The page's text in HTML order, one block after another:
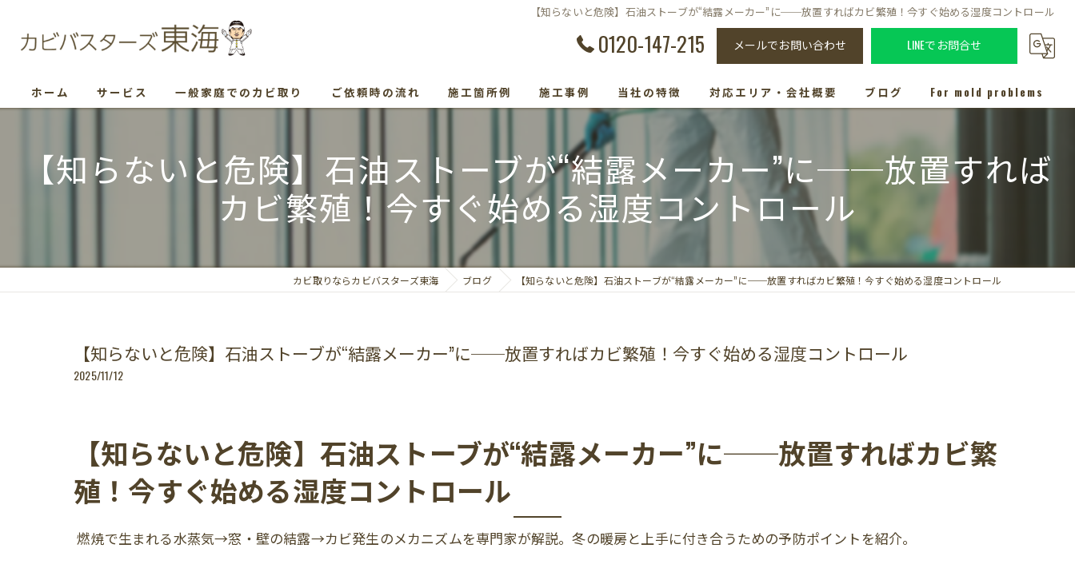
【知らないと危険】石油ストーブが“結露メーカー”に──放置すればカビ繁殖！今すぐ始める湿度コントロール
0120-147-215 メールでお問い合わせ LINEでお問合せ
ホーム サービス 一般家庭でのカビ取り ご依頼時の流れ 施工箇所例 施工事例 当社の特徴
防カビ
カビ取り専門
カビ検査
対応エリア・会社概要 ブログ For mold problems
【知らないと危険】石油ストーブが“結露メーカー”に──放置すれば
カビ繁殖！今すぐ始める湿度コントロール
カビ取りならカビバスターズ東海 ブログ 【知らないと危険】石油ストーブが“結露メーカー”に──放置すればカビ繁殖！今すぐ始める湿度コントロール
【知らないと危険】石油ストーブが“結露メーカー”に──放置すればカビ繁殖！今すぐ始める湿度コントロール
2025/11/12
【知らないと危険】石油ストーブが“結露メーカー”に──放置すればカビ繁
殖！今すぐ始める湿度コントロール
燃焼で生まれる水蒸気→窓・壁の結露→カビ発生のメカニズムを専門家が解説。冬の暖房と上手に付き合うための予防ポイントを紹介。